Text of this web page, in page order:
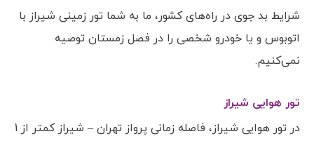
شرایط بد جوی در راه‌های کشور، ما به شما تور زمینی شیراز با
اتوبوس و یا خودرو شخصی را در فصل زمستان توصیه
نمی‌کنیم.
تور هوایی شیراز
در تور هوایی شیراز، فاصله زمانی پرواز تهران – شیراز کمتر از 1